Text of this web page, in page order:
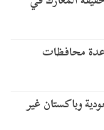
محافظات
وباكستان غير